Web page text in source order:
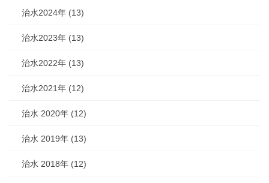
治水2024年 (13)
治水2023年 (13)
治水2022年 (13)
治水2021年 (12)
治水 2020年 (12)
治水 2019年 (13)
治水 2018年 (12)